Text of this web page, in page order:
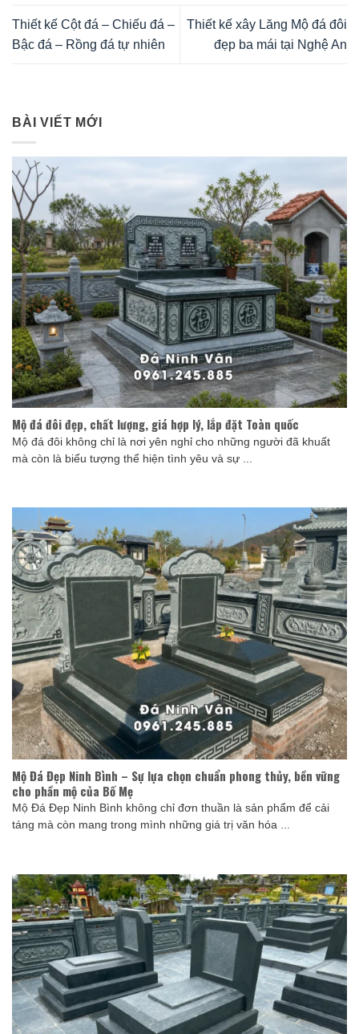
Thiết kế Cột đá – Chiếu đá –
Bậc đá – Rồng đá tự nhiên
Thiết kế xây Lăng Mộ đá đôi
đẹp ba mái tại Nghệ An
BÀI VIẾT MỚI
Mộ đá đôi đẹp, chất lượng, giá hợp lý, lắp đặt Toàn quốc
Mộ đá đôi không chỉ là nơi yên nghỉ cho những người đã khuất
mà còn là biểu tượng thể hiện tình yêu và sự ...
Mộ Đá Đẹp Ninh Bình – Sự lựa chọn chuẩn phong thủy, bền vững
cho phần mộ của Bố Mẹ
Mộ Đá Đẹp Ninh Bình không chỉ đơn thuần là sản phẩm để cải
táng mà còn mang trong mình những giá trị văn hóa ...